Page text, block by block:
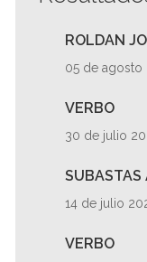
ROLDAN
05 de agosto
VERBO
30 de julio
SUBASTAS
14 de julio
VERBO